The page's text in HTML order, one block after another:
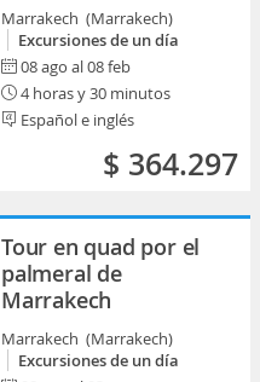
Marrakech (Marrakech)
Excursiones de un día
08 ago al 08 feb
4 horas y 30 minutos
Español e inglés
$ 364.297
Tour en quad por el
palmeral de
Marrakech
Marrakech (Marrakech)
Excursiones de un día